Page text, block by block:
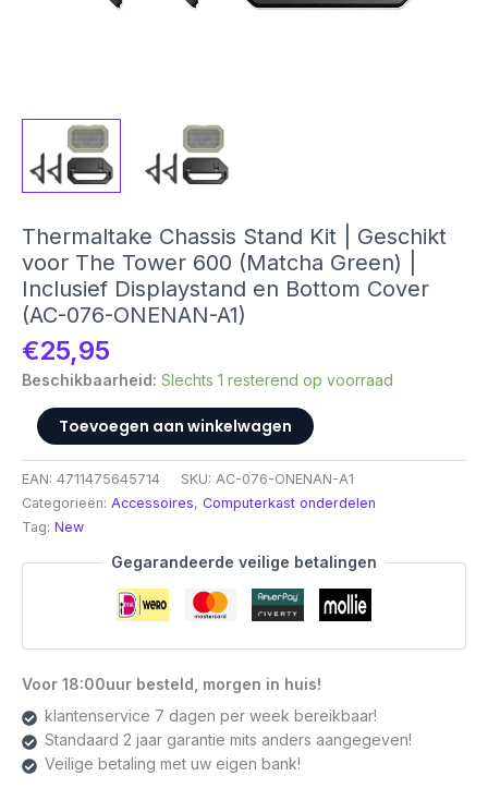
Thermaltake Chassis Stand Kit | Geschikt
voor The Tower 600 (Matcha Green) |
Inclusief Displaystand en Bottom Cover
(AC-076-ONENAN-A1)
€25,95
Beschikbaarheid: Slechts 1 resterend op voorraad
Thermaltake
Chassis
Stand
Kit
|
Geschikt
voor
Green)
Inclusief
Displaystand
en
Toevoegen aan winkelwagen
EAN: 4711475645714 SKU: AC-076-ONENAN-A1
Categorieën: Accessoires, Computerkast onderdelen
Tag: New
Gegarandeerde veilige betalingen
Voor 18:00uur besteld, morgen in huis!
klantenservice 7 dagen per week bereikbaar!
Standaard 2 jaar garantie mits anders aangegeven!
Veilige betaling met uw eigen bank!